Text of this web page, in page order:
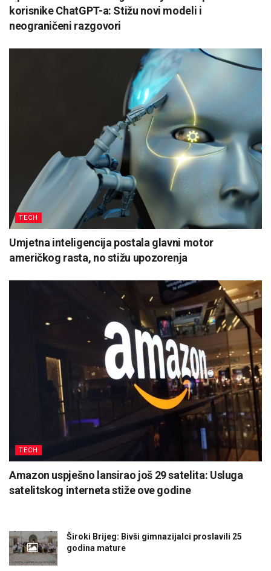
korisnike ChatGPT-a: Stižu novi modeli i
neograničeni razgovori
TECH
Umjetna inteligencija postala glavni motor
američkog rasta, no stižu upozorenja
TECH
Amazon uspješno lansirao još 29 satelita: Usluga
satelitskog interneta stiže ove godine
Široki Brijeg: Bivši gimnazijalci proslavili 25
godina mature